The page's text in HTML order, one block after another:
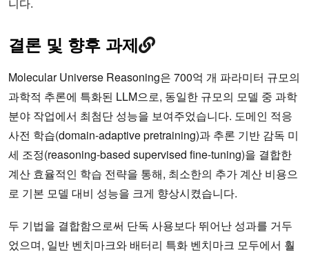
니다.
결론 및 향후 과제
Molecular Universe Reasoning은 700억 개 파라미터 규모의
과학적 추론에 특화된 LLM으로, 동일한 규모의 모델 중 과학
분야 작업에서 최첨단 성능을 보여주었습니다. 도메인 적응
사전 학습(domain-adaptive pretraining)과 추론 기반 감독 미
세 조정(reasoning-based supervised fine-tuning)을 결합한
계산 효율적인 학습 전략을 통해, 최소한의 추가 계산 비용으
로 기본 모델 대비 성능을 크게 향상시켰습니다.
두 기법을 결합함으로써 단독 사용보다 뛰어난 성과를 거두
었으며, 일반 벤치마크와 배터리 특화 벤치마크 모두에서 훨